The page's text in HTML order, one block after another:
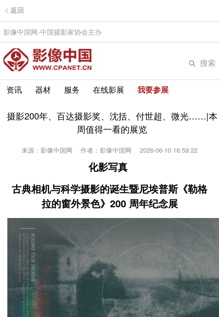
返回
影像中国网-中国摄影家协会主办
搜索
资讯 器材 服务 在线影展 我要参展
摄影200年、百达摄影奖、沈括、付世超、微光……|本
周值得一看的展览
来源：影像中国网 作者：影像中国网 2026-06-10 16:59:22
化影写真
古典相机与科学摄影的诞生暨尼埃普斯《勒格
拉的窗外景色》200 周年纪念展